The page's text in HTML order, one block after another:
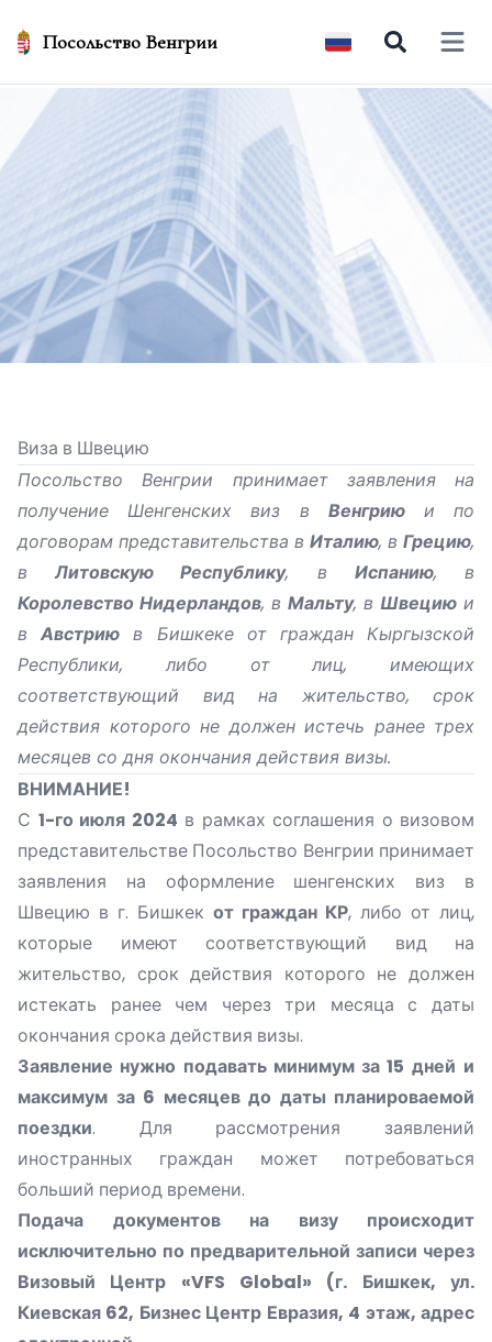
Посольство Венгрии Open
Виза в Швецию
Посольство Венгрии принимает заявления на
получение Шенгенских виз в Венгриюи по
договорам представительства в Италию, в Грецию,
вЛитовскую Республику, в Испанию, в
Королевство Нидерландов, в Мальту, в Швецию и
вАвстрию в Бишкеке от граждан Кыргызской
Республики, либо от лиц, имеющих
соответствующий вид на жительство, срок
действия которого не должен истечь ранее трех
месяцев со дня окончания действия визы.
ВНИМАНИЕ!
С 1-го июля 2024 в рамках соглашения о визовом
представительстве Посольство Венгрии принимает
заявления на оформление шенгенских виз в
Швецию в г. Бишкек от граждан КР, либо от лиц,
которые имеют соответствующий вид на
жительство, срок действия которого не должен
истекать ранее чем через три месяца с даты
окончания срока действия визы.
Заявление нужно подавать минимум за 15 дней и
максимум за 6 месяцев до даты планироваемой
поездки. Для рассмотрения заявлений
иностранных граждан может потребоваться
больший период времени.
Подача документов на визу происходит
исключительно по предварительной записи через
Визовый Центр «VFS Global» (г. Бишкек, ул.
Киевская 62, Бизнес Центр Евразия, 4 этаж​, адрес